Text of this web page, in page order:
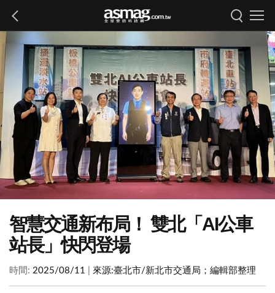
智慧交通新布局！ 雙北「AI公車
站長」快閃登場
時間: 2025/08/11 來源:臺北市/新北市交通局；編輯部整理